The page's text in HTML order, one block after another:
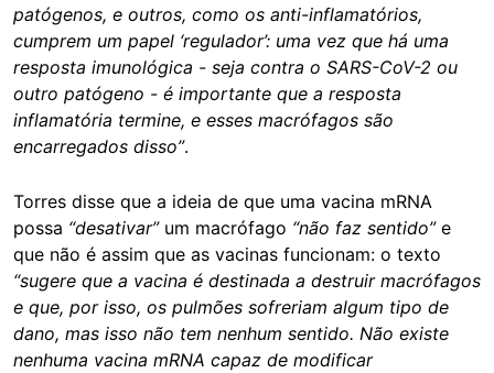
patógenos, e outros, como os anti-inflamatórios,
cumprem um papel ‘regulador’: uma vez que há uma
resposta imunológica - seja contra o SARS-CoV-2 ou
outro patógeno - é importante que a resposta
inflamatória termine, e esses macrófagos são
encarregados disso”.
Torres disse que a ideia de que uma vacina mRNA
possa “desativar”um macrófago “não faz sentido”e
que não é assim que as vacinas funcionam: o texto
“sugere que a vacina é destinada a destruir macrófagos
e que, por isso, os pulmões sofreriam algum tipo de
dano, mas isso não tem nenhum sentido. Não existe
nenhuma vacina mRNA capaz de modificar